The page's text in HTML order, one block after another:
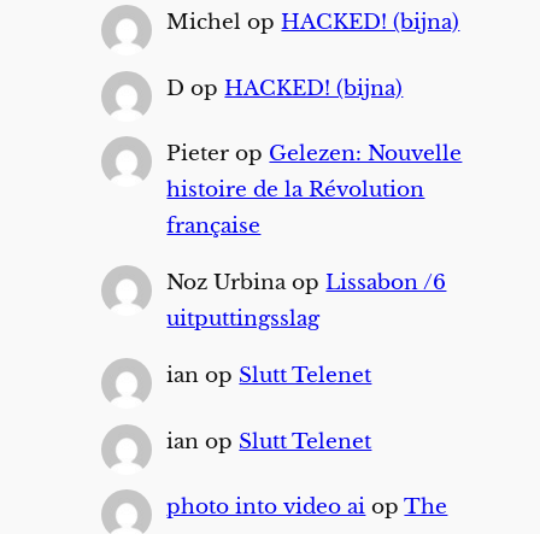
Michel opHACKED! (bijna)
D opHACKED! (bijna)
Pieter op Gelezen: Nouvelle
histoire de la Révolution
française
Noz UrbinaopLissabon /6
uitputtingsslag
ian op Slutt Telenet
ian op Slutt Telenet
photo into video ai opThe